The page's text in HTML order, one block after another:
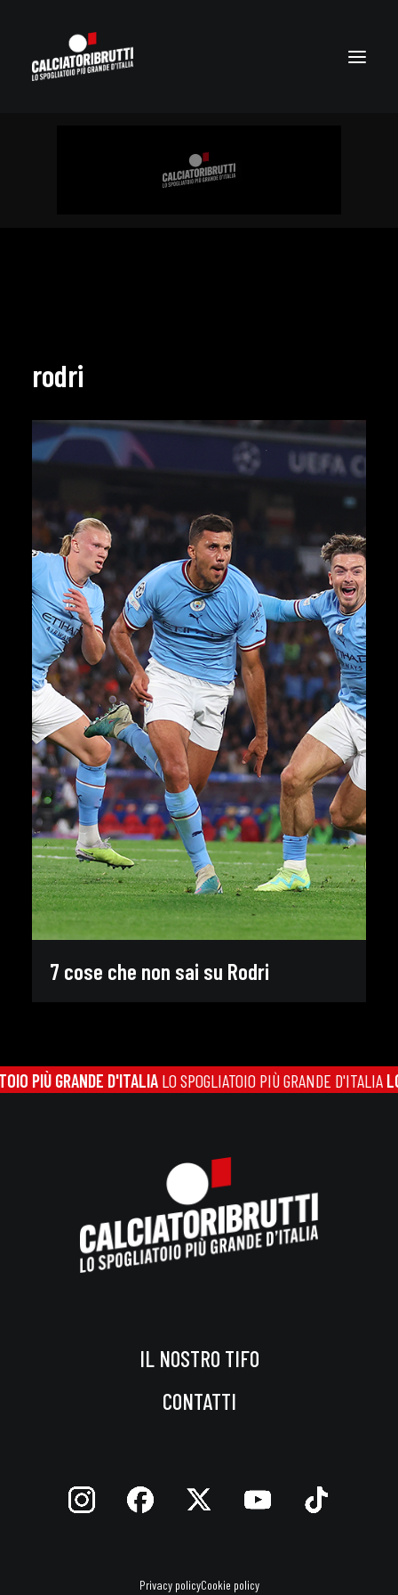
rodri
7 cose che non sai su Rodri
PIÙ GRANDE D'ITALIALO SPOGLIATOIO PIÙ GRANDE D'ITALIALO
IL NOSTRO TIFO
CONTATTI
Privacy policyCookie policy